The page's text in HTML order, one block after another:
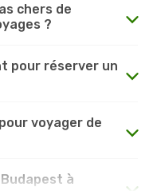
chers de
?
pour réserver un
voyager de
à